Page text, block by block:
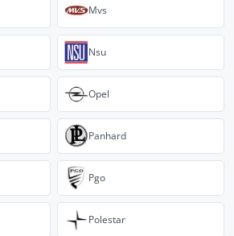
Mvs
Nsu
Opel
Panhard
Pgo
Polestar